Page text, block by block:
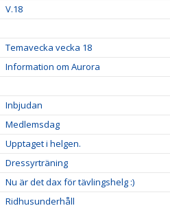
V.18
Temavecka vecka 18
Information om Aurora
Inbjudan
Medlemsdag
Upptaget i helgen.
Dressyrträning
Nu är det dax för tävlingshelg :)
Ridhusunderhåll